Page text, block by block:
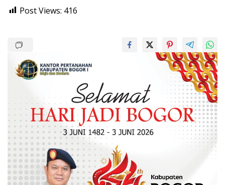
Post Views: 416